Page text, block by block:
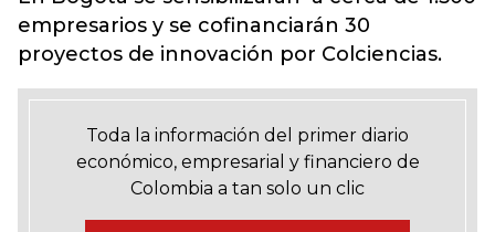
empresarios y se cofinanciarán 30
proyectos de innovación por Colciencias.
Toda la información del primer diario
económico, empresarial y financiero de
Colombia a tan solo un clic